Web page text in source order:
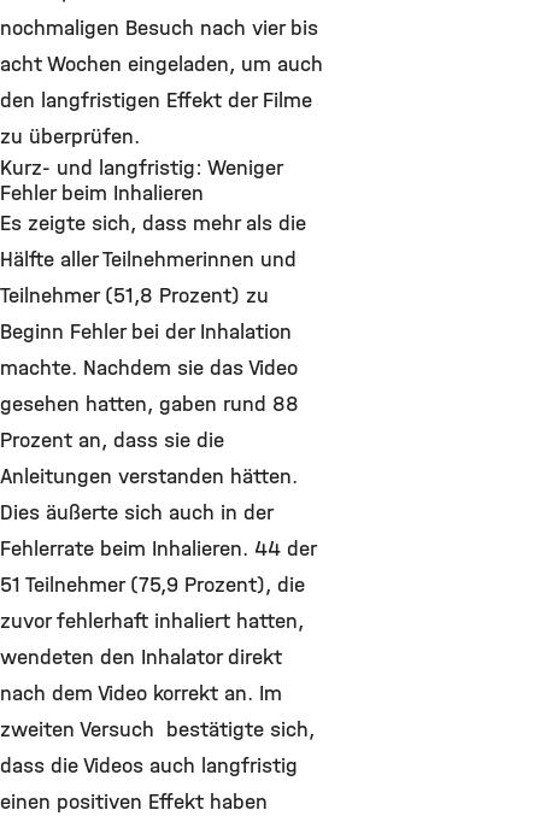
nochmaligen Besuch nach vier bis
acht Wochen eingeladen, um auch
den langfristigen Effekt der Filme
zu überprüfen.
Kurz- und langfristig: Weniger
Fehler beim Inhalieren
Es zeigte sich, dass mehr als die
Hälfte aller Teilnehmerinnen und
Teilnehmer (51,8 Prozent) zu
Beginn Fehler bei der Inhalation
machte. Nachdem sie das Video
gesehen hatten, gaben rund 88
Prozent an, dass sie die
Anleitungen verstanden hätten.
Dies äußerte sich auch in der
Fehlerrate beim Inhalieren. 44 der
51 Teilnehmer (75,9 Prozent), die
zuvor fehlerhaft inhaliert hatten,
wendeten den Inhalator direkt
nach dem Video korrekt an. Im
zweiten Versuch bestätigte sich,
dass die Videos auch langfristig
einen positiven Effekt haben